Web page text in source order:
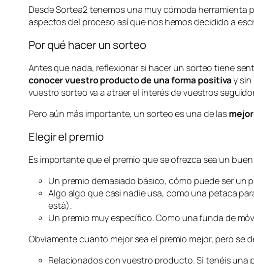
Desde Sortea2 tenemos una muy cómoda herramienta
aspectos del proceso así que nos hemos decidido a
Por qué hacer un sorteo
Antes que nada, reflexionar si hacer un sorteo tiene
conocer vuestro producto de una forma positivay
vuestro sorteo va a atraer el interés de vuestros
Pero aún más importante, un sorteo es una de las
Elegir el premio
Es importante que el premio que se ofrezca sea un
Un premio demasiado básico, cómo puede ser
Algo algo que casi nadie usa, como una petaca
está).
Un premio muy específico. Como una funda de
Obviamente cuanto mejor sea el premio mejor, pero se
Relacionados con vuestro producto. Si tenéis una